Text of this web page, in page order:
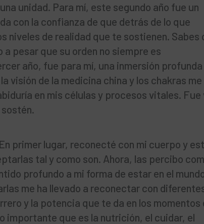
unidad. Para mí, este segundo año fue un
con la confianza de que detrás de lo que
niveles de realidad que te sostienen. Sabes
pesar que su orden no siempre es
año, fue para mí, una inmersión profunda
visión de la medicina china y los chakras me
en mis células y procesos vitales. Fue
primer lugar, reconecté con mi cuerpo y
tal y como son. Ahora, las percibo
profundo a mi forma de estar en el
me ha llevado a reconectar con
y la potencia que te da en los momentos
importante que es la nutrición, el cuidar, el